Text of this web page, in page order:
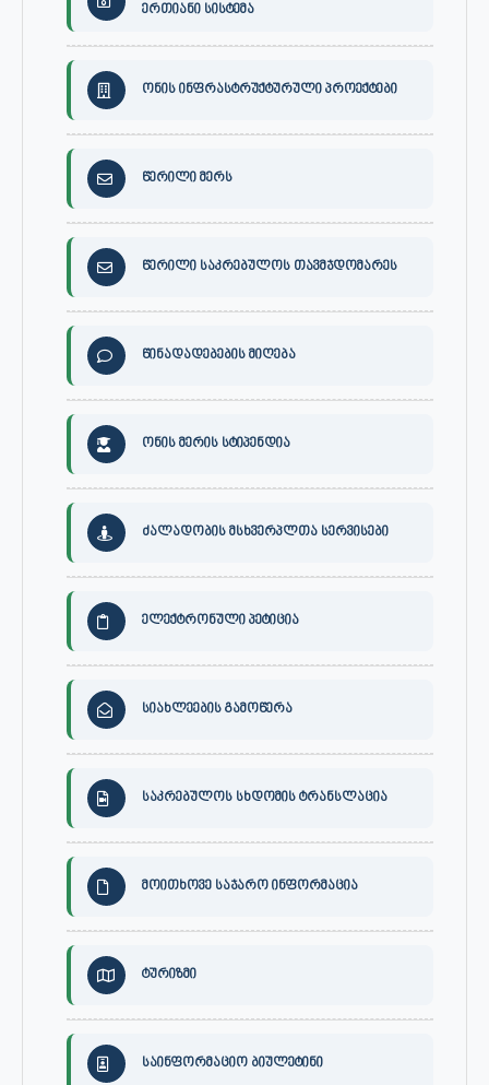
ერთიანი სისტემა
ონის ინფრასტრუქტურული პროექტები
წერილი მერს
წერილი საკრებულოს თავმჯდომარეს
წინადადებების მიღება
ონის მერის სტიპენდია
ძალადობის მსხვერპლთა სერვისები
ელექტრონული პეტიცია
სიახლეების გამოწერა
საკრებულოს სხდომის ტრანსლაცია
მოითხოვე საჯარო ინფორმაცია
ტურიზმი
საინფორმაციო ბიულეტინი